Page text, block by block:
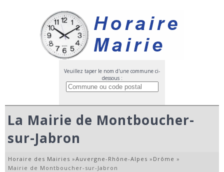
Veuillez taper le nom d'une commune ci-
dessous :
La Mairie de Montboucher-
sur-Jabron
Horaire des Mairies »Auvergne-Rhône-Alpes » Drôme »
Mairie de Montboucher-sur-Jabron